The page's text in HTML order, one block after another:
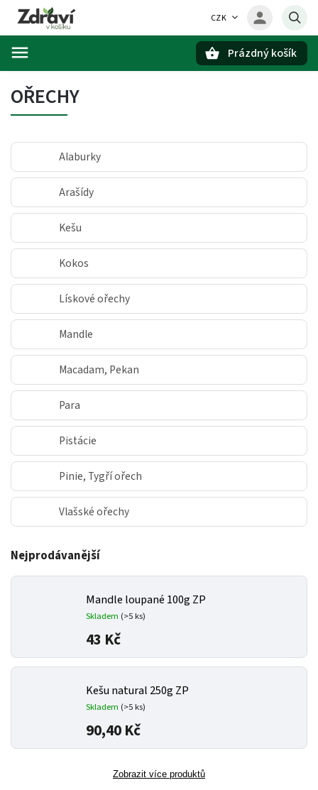
CZK
Prázdný košík
OŘECHY
Alaburky
Arašídy
Kešu
Kokos
Lískové ořechy
Mandle
Macadam, Pekan
Para
Pistácie
Pinie, Tygří ořech
Vlašské ořechy
Nejprodávanější
Mandle loupané 100g ZP
Skladem (>5 ks)
43 Kč
Kešu natural 250g ZP
Skladem (>5 ks)
90,40 Kč
Zobrazit více produktů